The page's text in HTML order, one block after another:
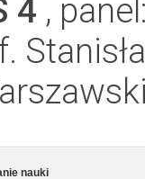
4 ,
nauki